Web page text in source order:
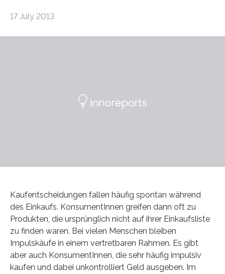
17 July 2013
Kaufentscheidungen fallen häufig spontan während
des Einkaufs. KonsumentInnen greifen dann oft zu
Produkten, die ursprünglich nicht auf ihrer Einkaufsliste
zu finden waren. Bei vielen Menschen bleiben
Impulskäufe in einem vertretbaren Rahmen. Es gibt
aber auch KonsumentInnen, die sehr häufig impulsiv
kaufen und dabei unkontrolliert Geld ausgeben. Im